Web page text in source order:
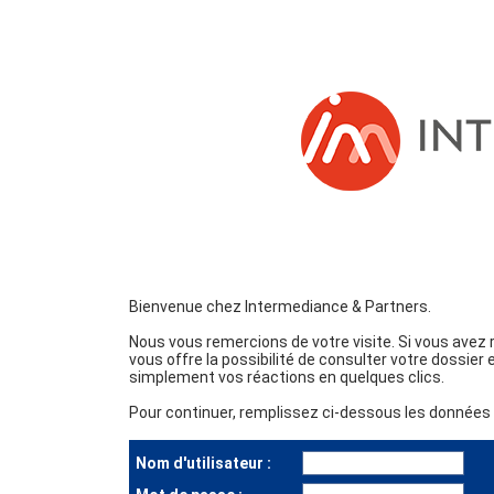
Bienvenue chez Intermediance & Partners.
Nous vous remercions de votre visite. Si vous
vous offre la possibilité de consulter votre dossier
simplement vos réactions en quelques clics.
Pour continuer, remplissez ci-dessous les
Nom d'utilisateur :